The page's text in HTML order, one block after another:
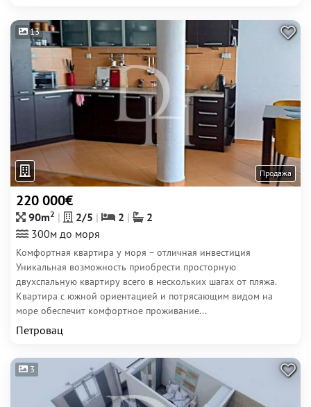
13
Продажа
220 000€
90m2 2/5 2
2
300м до моря
Комфортная квартира у моря – отличная инвестиция
Уникальная возможность приобрести просторную
двухспальную квартиру всего в нескольких шагах от пляжа.
Квартира с южной ориентацией и потрясающим видом на
море обеспечит комфортное проживание...
Петровац
3